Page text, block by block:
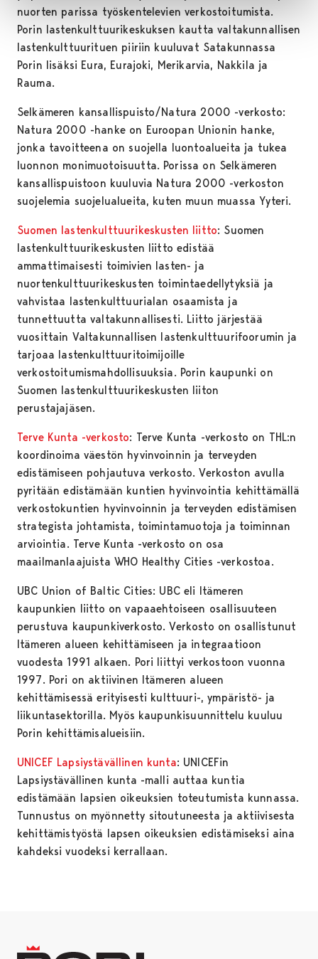
nuorten parissa työskentelevien verkostoitumista.
Porin lastenkulttuurikeskuksen kautta valtakunnallisen
lastenkulttuurituen piiriin kuuluvat Satakunnassa
Porin lisäksi Eura, Eurajoki, Merikarvia, Nakkila ja
Rauma.
Selkämeren kansallispuisto/Natura 2000 -verkosto:
Natura 2000 -hanke on Euroopan Unionin hanke,
jonka tavoitteena on suojella luontoalueita ja tukea
luonnon monimuotoisuutta. Porissa on Selkämeren
kansallispuistoon kuuluvia Natura 2000 -verkoston
suojelemia suojelualueita, kuten muun muassa Yyteri.
Suomen lastenkulttuurikeskusten liitto: Suomen
lastenkulttuurikeskusten liitto edistää
ammattimaisesti toimivien lasten- ja
nuortenkulttuurikeskusten toimintaedellytyksiä ja
vahvistaa lastenkulttuurialan osaamista ja
tunnettuutta valtakunnallisesti. Liitto järjestää
vuosittain Valtakunnallisen lastenkulttuurifoorumin ja
tarjoaa lastenkulttuuritoimijoille
verkostoitumismahdollisuuksia. Porin kaupunki on
Suomen lastenkulttuurikeskusten liiton
perustajajäsen.
Terve Kunta -verkosto: Terve Kunta -verkosto on THL:n
koordinoima väestön hyvinvoinnin ja terveyden
edistämiseen pohjautuva verkosto. Verkoston avulla
pyritään edistämään kuntien hyvinvointia kehittämällä
verkostokuntien hyvinvoinnin ja terveyden edistämisen
strategista johtamista, toimintamuotoja ja toiminnan
arviointia. Terve Kunta -verkosto on osa
maailmanlaajuista WHO Healthy Cities -verkostoa.
UBC Union of Baltic Cities: UBC eli Itämeren
kaupunkien liitto on vapaaehtoiseen osallisuuteen
perustuva kaupunkiverkosto. Verkosto on osallistunut
Itämeren alueen kehittämiseen ja integraatioon
vuodesta 1991 alkaen. Pori liittyi verkostoon vuonna
1997. Pori on aktiivinen Itämeren alueen
kehittämisessä erityisesti kulttuuri-, ympäristö- ja
liikuntasektorilla. Myös kaupunkisuunnittelu kuuluu
Porin kehittämisalueisiin.
UNICEF Lapsiystävällinen kunta: UNICEFin
Lapsiystävällinen kunta -malli auttaa kuntia
edistämään lapsien oikeuksien toteutumista kunnassa.
Tunnustus on myönnetty sitoutuneesta ja aktiivisesta
kehittämistyöstä lapsen oikeuksien edistämiseksi aina
kahdeksi vuodeksi kerrallaan.